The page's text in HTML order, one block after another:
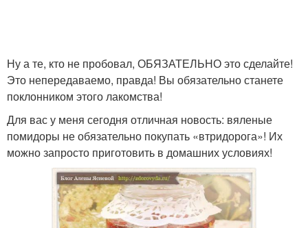
Ну а те, кто не пробовал, ОБЯЗАТЕЛЬНО это сделайте!
Это непередаваемо, правда! Вы обязательно станете
поклонником этого лакомства!
Для вас у меня сегодня отличная новость: вяленые
помидоры не обязательно покупать «втридорога»! Их
можно запросто приготовить в домашних условиях!